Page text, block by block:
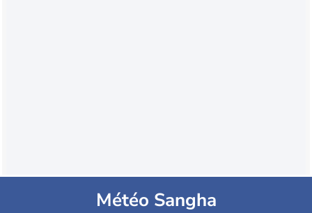
Météo Sangha